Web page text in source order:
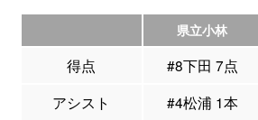
県立小林
得点 #8下田 7点
アシスト
#4松浦 1本